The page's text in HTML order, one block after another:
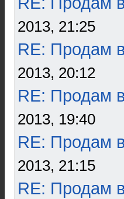
2013, 21:25
RE: Продам
2013, 20:12
RE: Продам
2013, 19:40
RE: Продам
2013, 21:15
RE: Продам